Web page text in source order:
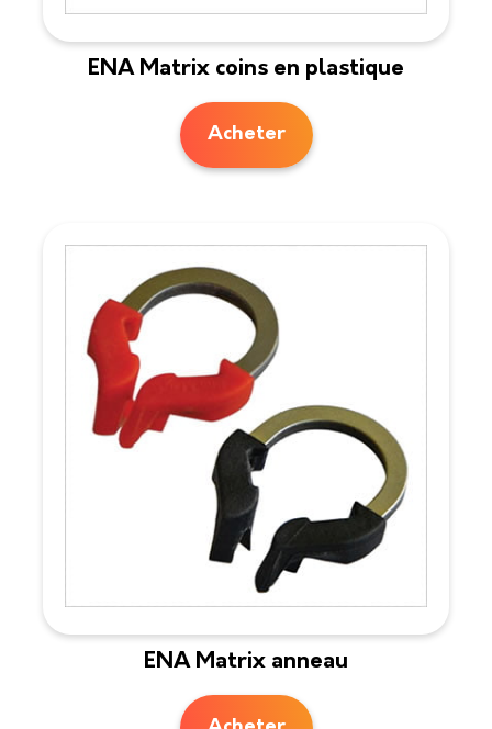
ENA Matrix coins en plastique
Acheter
ENA Matrix anneau